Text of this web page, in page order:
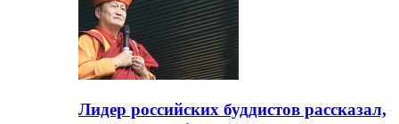
Лидер российских буддистов рассказал,